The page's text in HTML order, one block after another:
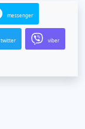
messenger
twitter viber